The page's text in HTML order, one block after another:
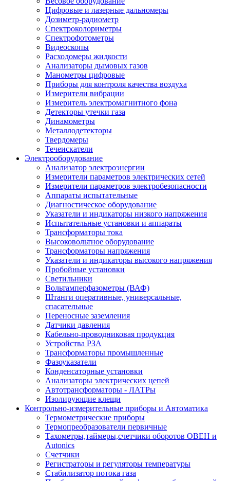
Цифровые и лазерные дальномеры
Дозиметр-радиометр
Спектроколориметры
Спектрофотометры
Видеоскопы
Расходомеры жидкости
Анализаторы дымовых газов
Манометры цифровые
Приборы для контроля качества воздуха
Измерители вибрации
Измеритель электромагнитного фона
Детекторы утечки газа
Динамометры
Металлодетекторы
Твердомеры
Течеискатели
Электрооборудование
Анализатор электроэнергии
Измерители параметров электрических сетей
Измерители параметров электробезопасности
Аппараты испытательные
Диагностическое оборудование
Указатели и индикаторы низкого напряжения
Испытательные установки и аппараты
Трансформаторы тока
Высоковольтное оборудование
Трансформаторы напряжения
Указатели и индикаторы высокого напряжения
Пробойные установки
Светильники
Вольтамперфазометры (ВАФ)
Штанги оперативные, универсальные,
спасательные
Переносные заземления
Датчики давления
Кабельно-проводниковая продукция
Устройства РЗА
Трансформаторы промышленные
Фазоуказатели
Конденсаторные установки
Анализаторы электрических цепей
Автотрансформаторы - ЛАТРы
Изолирующие клещи
Контрольно-измерительные приборы и Автоматика
Термометрические приборы
Термопреобразователи первичные
Тахометры,таймеры,счетчики оборотов ОВЕН и
Autonics
Счетчики
Регистраторы и регуляторы температуры
Стабилизатор потока газа